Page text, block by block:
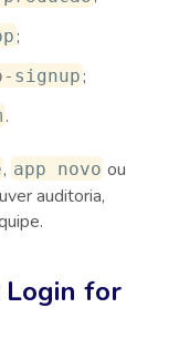
;
signup ;
.
, app novo ou
auditoria,
Login for